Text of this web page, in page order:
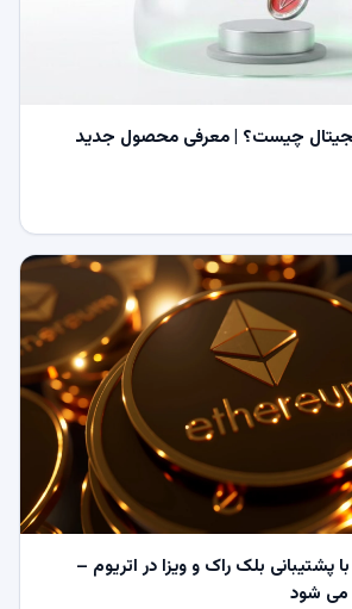
چیست؟ | معرفی محصول جدید
پشتیبانی بلک راک و ویزا در اتریوم –